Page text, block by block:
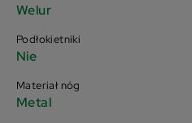
Welur
Podłokietniki
Nie
Materiał nóg
Metal